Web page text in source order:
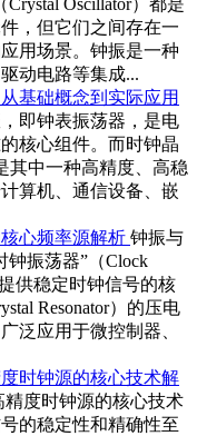
Crystal Oscillator）都是
，但它们之间存在一
用场景。钟振是一种
动电路等集成...
基础概念到实际应用
即钟表振荡器，是电
核心组件。而时钟晶
其中一种高精度、高稳
算机、通信设备、嵌
心频率源解析 钟振与
钟振荡器”（Clock
供稳定时钟信号的核
Resonator）的压电
泛应用于微控制器、
时钟源的核心技术解
度时钟源的核心技术
的稳定性和精确性至